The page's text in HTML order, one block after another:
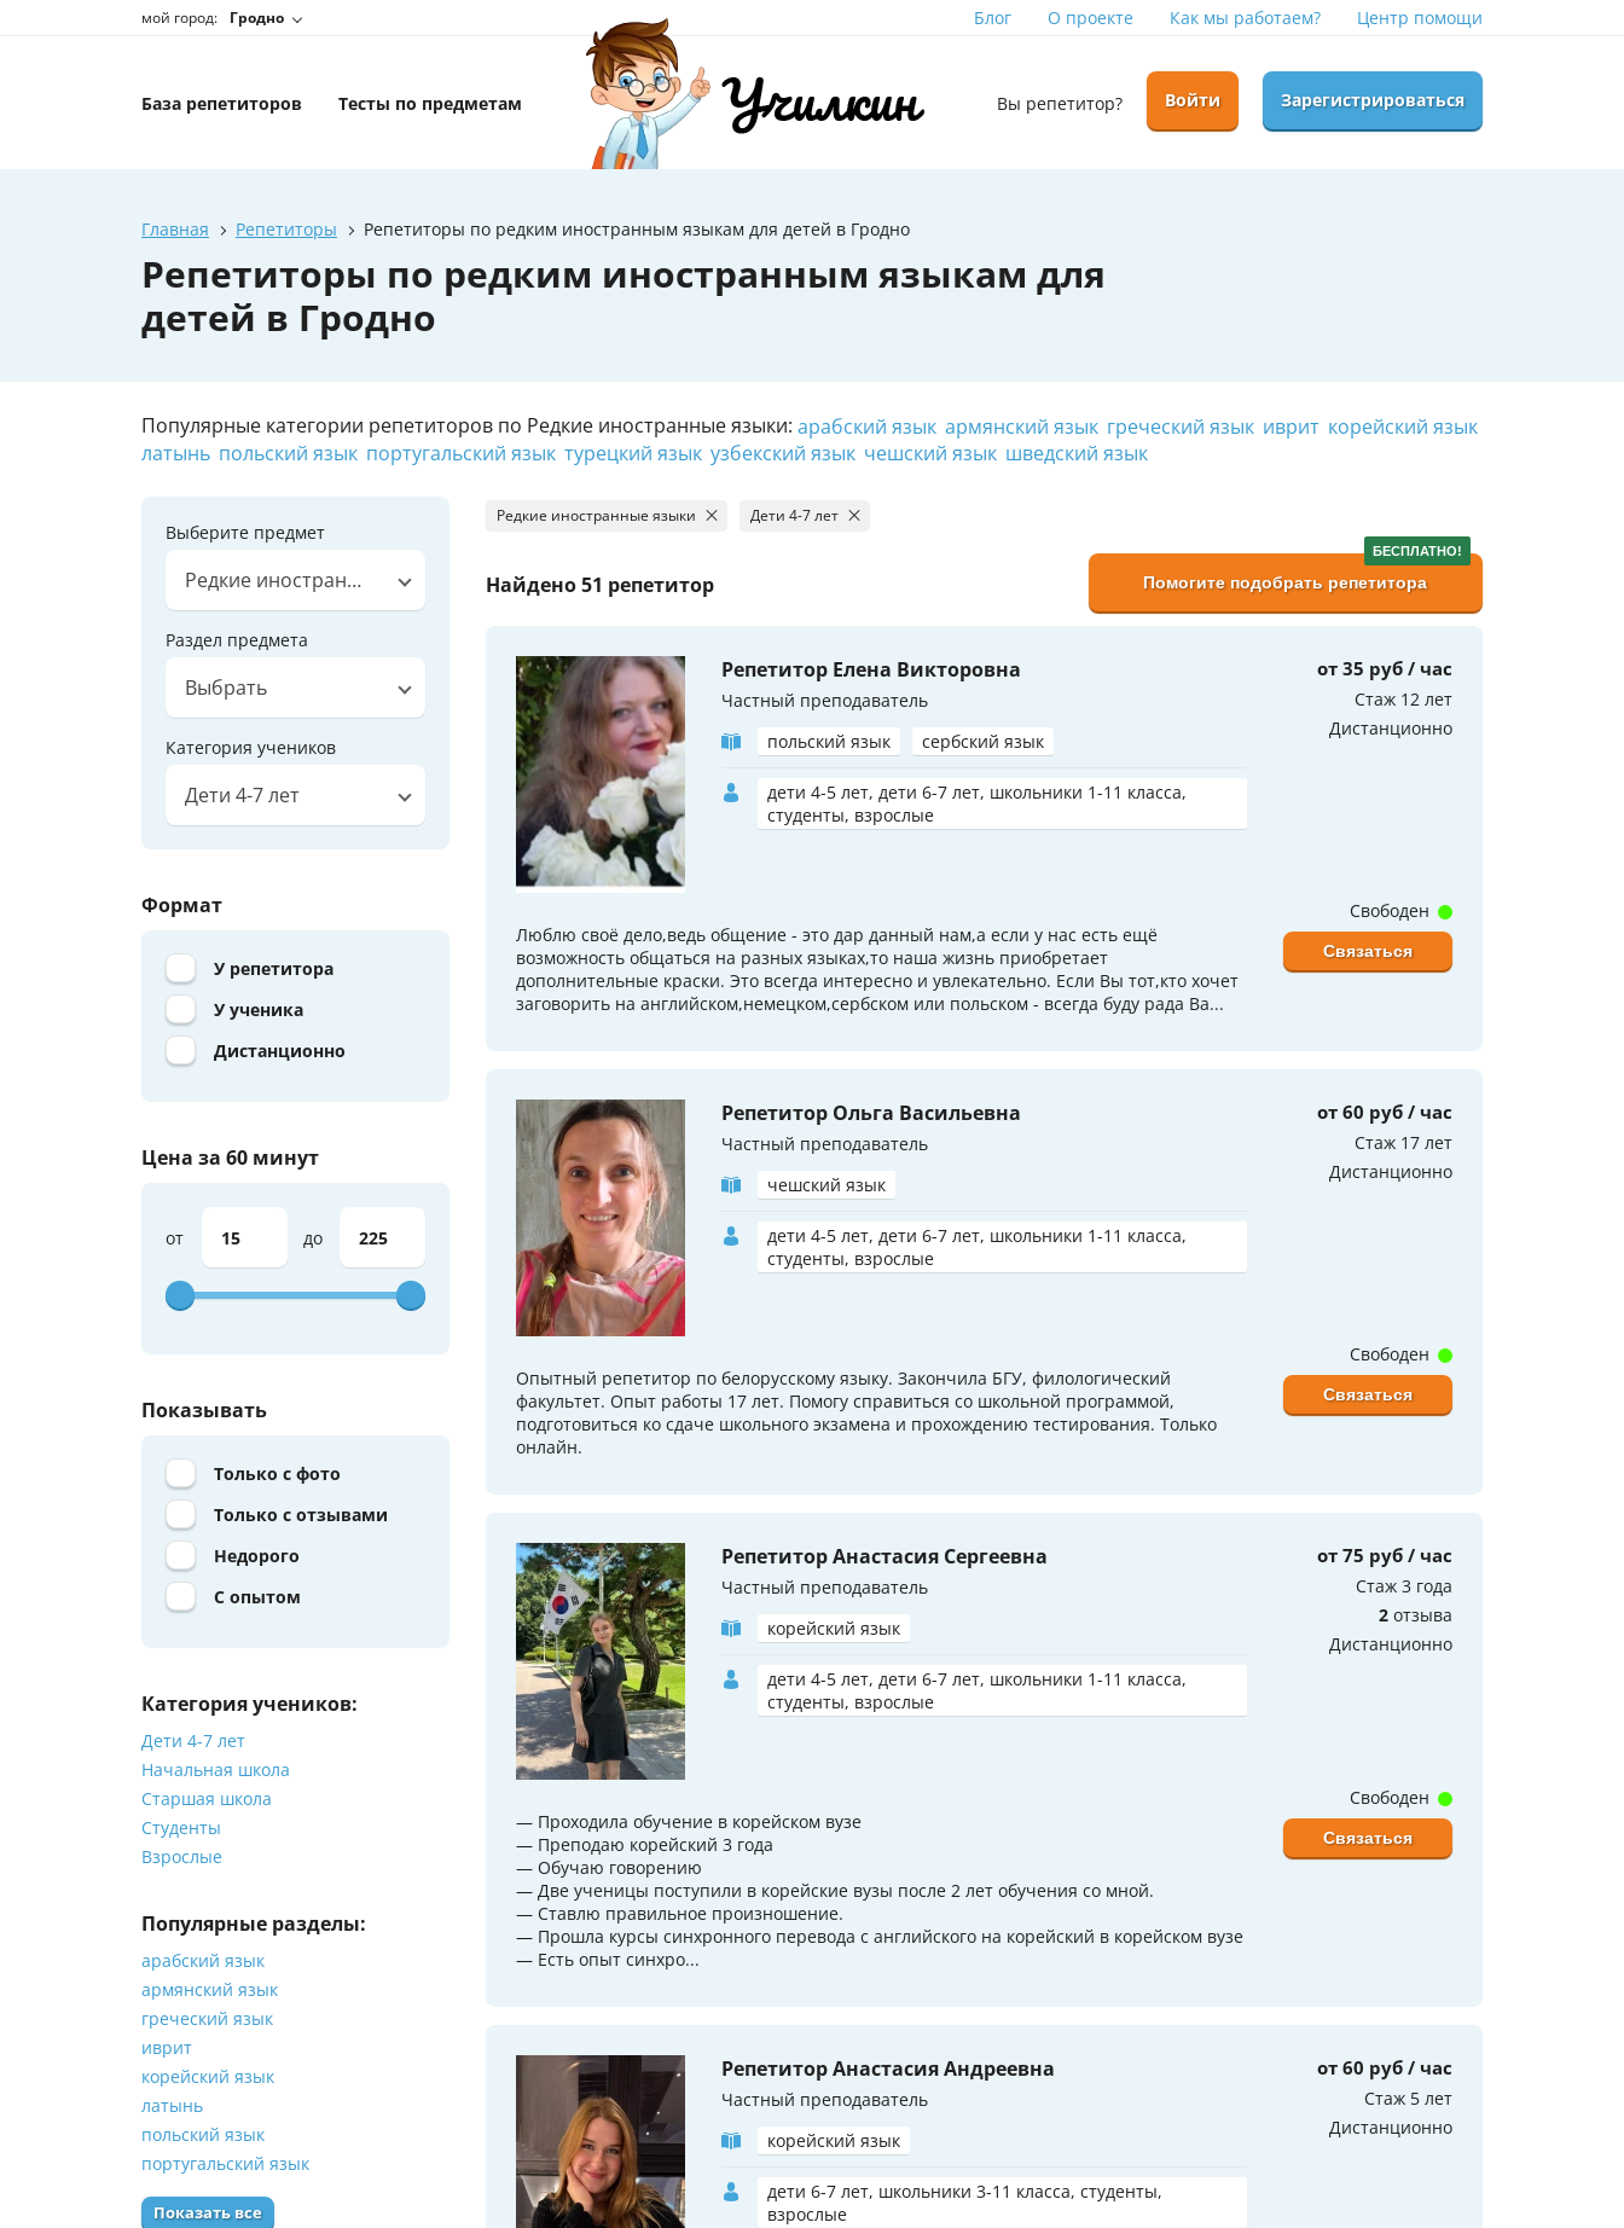
мой город: Гродно Блог О проекте Как мы работаем? Центр помощи
База репетиторов Тесты по предметам Вы репетитор? Войти Зарегистрироваться
Главная Репетиторы Репетиторы по редким иностранным языкам для детей в Гродно
Репетиторы по редким иностранным языкам для
детей в Гродно
Популярные категории репетиторов по Редкие иностранные языки: арабский язык армянский язык греческий язык иврит корейский язык
латынь польский язык португальский язык турецкий язык узбекский язык чешский язык шведский язык
Выберите предмет
Редкие иностранные языки
Раздел предмета
Выбрать
Категория учеников
Дети 4-7 лет
Формат
У репетитора
У ученика
Дистанционно
Цена за 60 минут
от до
Показывать
Только с фото
Только с отзывами
Недорого
С опытом
Категория учеников:
Дети 4-7 лет
Начальная школа
Старшая школа
Студенты
Взрослые
Популярные разделы:
арабский язык
армянский язык
греческий язык
иврит
корейский язык
латынь
польский язык
португальский язык
Показать все
Редкие иностранные языки Дети 4-7 лет
Найдено51 репетитор
БЕСПЛАТНО!
Помогите подобрать репетитора
Репетитор Елена Викторовна
Частный преподаватель
польский язык
сербский язык
дети 4-5 лет, дети 6-7 лет, школьники 1-11 класса,
студенты, взрослые
от 35 руб / час
Стаж 12 лет
Дистанционно
Люблю своё дело,ведь общение - это дар данный нам,а если у нас есть ещё
возможность общаться на разных языках,то наша жизнь приобретает
дополнительные краски. Это всегда интересно и увлекательно. Если Вы тот,кто хочет
заговорить на английском,немецком,сербском или польском - всегда буду рада Ва...
Свободен
Связаться
Репетитор Ольга Васильевна
Частный преподаватель
чешский язык
дети 4-5 лет, дети 6-7 лет, школьники 1-11 класса,
студенты, взрослые
от 60 руб / час
Стаж 17 лет
Дистанционно
Опытный репетитор по белорусскому языку. Закончила БГУ, филологический
факультет. Опыт работы 17 лет. Помогу справиться со школьной программой,
подготовиться ко сдаче школьного экзамена и прохождению тестирования. Только
онлайн.
Свободен
Связаться
Репетитор Анастасия Сергеевна
Частный преподаватель
корейский язык
дети 4-5 лет, дети 6-7 лет, школьники 1-11 класса,
студенты, взрослые
от 75 руб / час
Стаж 3 года
2 отзыва
Дистанционно
— Проходила обучение в корейском вузе
— Преподаю корейский 3 года
— Обучаю говорению
— Две ученицы поступили в корейские вузы после 2 лет обучения со мной.
— Ставлю правильное произношение.
— Прошла курсы синхронного перевода с английского на корейский в корейском вузе
— Есть опыт синхро...
Свободен
Связаться
Репетитор Анастасия Андреевна
Частный преподаватель
корейский язык
дети 6-7 лет, школьники 3-11 класса, студенты,
взрослые
от 60 руб / час
Стаж 5 лет
Дистанционно